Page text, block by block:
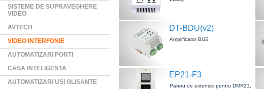
SISTEME DE SUPRAVEGHERE
VIDEO
AVTECH
VIDEO INTERFONIE
AUTOMATIZARI PORTI
CASA INTELIGENTA
AUTOMATIZARI USI GLISANTE
DT-BDU(v2)
Amplificator BUS
EP21-F3
Panou de extensie pentru DMR21,